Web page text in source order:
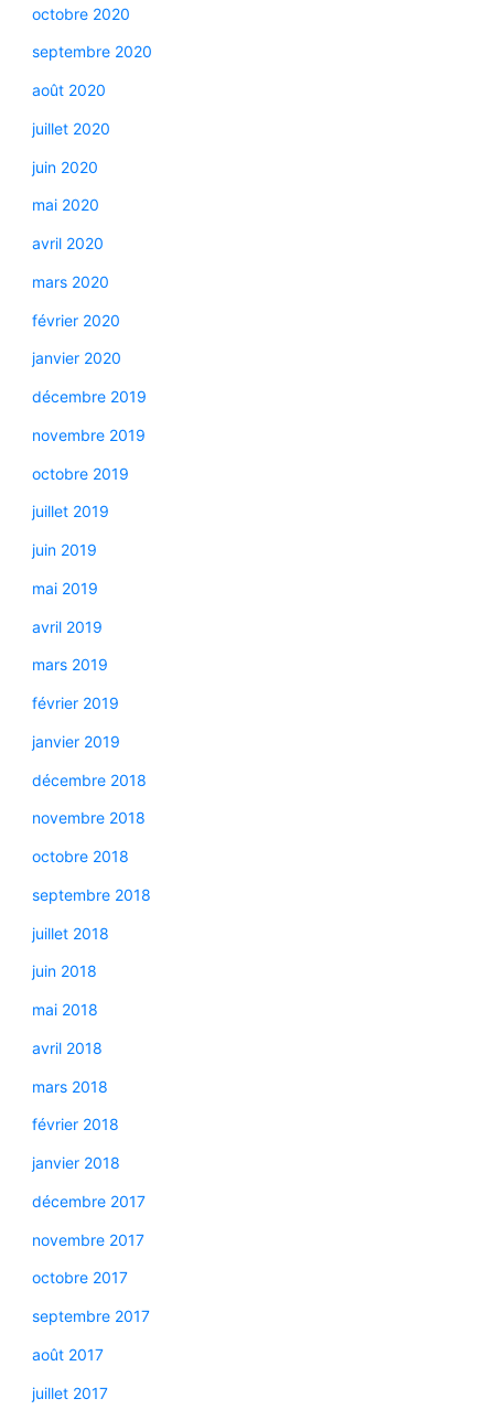
octobre 2020
septembre 2020
août 2020
juillet 2020
juin 2020
mai 2020
avril 2020
mars 2020
février 2020
janvier 2020
décembre 2019
novembre 2019
octobre 2019
juillet 2019
juin 2019
mai 2019
avril 2019
mars 2019
février 2019
janvier 2019
décembre 2018
novembre 2018
octobre 2018
septembre 2018
juillet 2018
juin 2018
mai 2018
avril 2018
mars 2018
février 2018
janvier 2018
décembre 2017
novembre 2017
octobre 2017
septembre 2017
août 2017
juillet 2017